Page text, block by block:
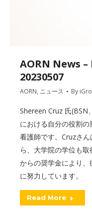
AORN News
20230507
AORN, ニュース By
Shereen Cruz 氏(BSN
における自分の役割
看護師です。Cruzさ
ら、大学院の学位も
からの奨学金により
に努力しています。
Read More